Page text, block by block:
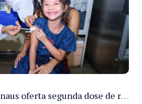
Prefeitura de Manaus oferta segunda dose de reforço da vacina contra a poliomielite para crianças de 4 anos durante Campanha de Multivacinação 2026